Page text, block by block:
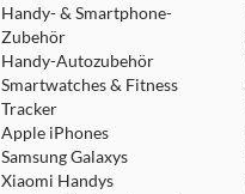
Handy- & Smartphone-
Zubehör
Handy-Autozubehör
Smartwatches & Fitness
Tracker
Apple iPhones
Samsung Galaxys
Xiaomi Handys